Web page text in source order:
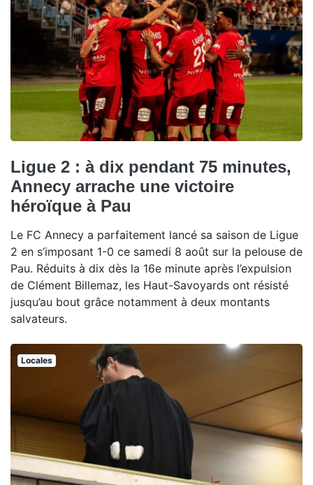
Ligue 2 : à dix pendant 75 minutes,
Annecy arrache une victoire
héroïque à Pau
Le FC Annecy a parfaitement lancé sa saison de Ligue
2 en s’imposant 1-0 ce samedi 8 août sur la pelouse de
Pau. Réduits à dix dès la 16e minute après l’expulsion
de Clément Billemaz, les Haut-Savoyards ont résisté
jusqu’au bout grâce notamment à deux montants
salvateurs.
Locales